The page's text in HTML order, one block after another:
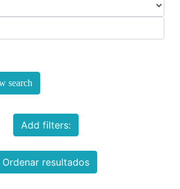
search
Add filters:
Ordenar resultados